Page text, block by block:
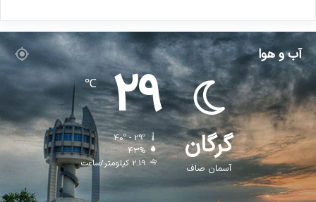
ا
ی
ا
س
ا
ت
ه
ر
ا
ن
آب و هوا
گرگان
آسمان صاف
29
℃
40º - 29º
43%
2.19 کیلومتر/ساعت